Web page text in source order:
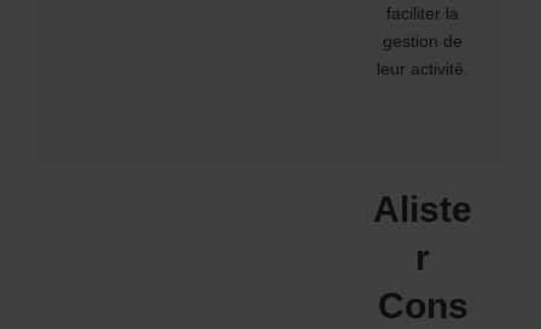
faciliter la
gestion de
leur activité.
Aliste
r
Cons